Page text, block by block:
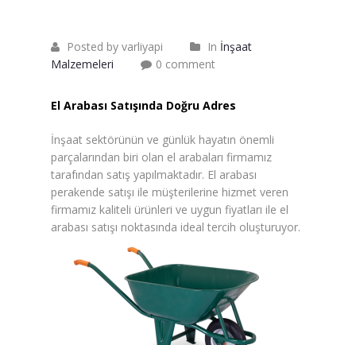
Örtü Naylon
Alçıpan Vidası Satışı
Kazma Satışı – Toptan,
Perakende Satış Firması
Bıçak Mastar Satışı
Betokontak Astar
Alçı Yapıştırma Malzemesi
Kaba İnşaat Malzemeleri
Posted by varliyapi In İnşaat
Malzemeleri
0 comment
El Arabası Satışında Doğru Adres
İnşaat sektörünün ve günlük hayatın önemli
parçalarından biri olan el arabaları firmamız
tarafından satış yapılmaktadır. El arabası
perakende satışı ile müşterilerine hizmet veren
firmamız kaliteli ürünleri ve uygun fiyatları ile el
arabası satışı noktasında ideal tercih oluşturuyor.